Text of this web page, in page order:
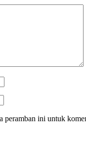
peramban ini untuk